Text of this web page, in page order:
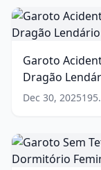
DEMÔNIO
Assassino
TEMIDO
Todos (14
words)
Garoto
Acidentalmente
Despertou
Poder
do
Dragão
Lendário
Rank
SS
( 11
words)
Garoto
Dragão
Dec 30, 2025
Garoto
Sem
Teto